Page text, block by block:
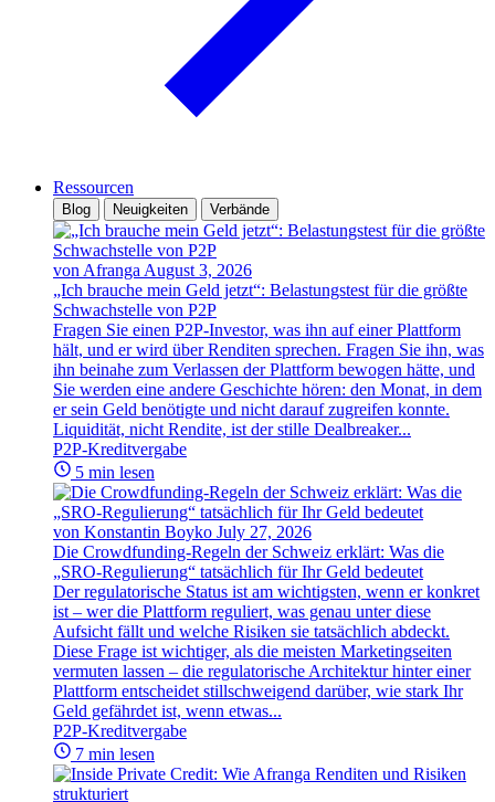
Ressourcen
Blog Neuigkeiten Verbände
von Afranga August 3, 2026
„Ich brauche mein Geld jetzt“: Belastungstest für die größte
Schwachstelle von P2P
Fragen Sie einen P2P-Investor, was ihn auf einer Plattform
hält, und er wird über Renditen sprechen. Fragen Sie ihn, was
ihn beinahe zum Verlassen der Plattform bewogen hätte, und
Sie werden eine andere Geschichte hören: den Monat, in dem
er sein Geld benötigte und nicht darauf zugreifen konnte.
Liquidität, nicht Rendite, ist der stille Dealbreaker...
P2P-Kreditvergabe
5 min lesen
von Konstantin Boyko July 27, 2026
Die Crowdfunding-Regeln der Schweiz erklärt: Was die
„SRO-Regulierung“ tatsächlich für Ihr Geld bedeutet
Der regulatorische Status ist am wichtigsten, wenn er konkret
ist – wer die Plattform reguliert, was genau unter diese
Aufsicht fällt und welche Risiken sie tatsächlich abdeckt.
Diese Frage ist wichtiger, als die meisten Marketingseiten
vermuten lassen – die regulatorische Architektur hinter einer
Plattform entscheidet stillschweigend darüber, wie stark Ihr
Geld gefährdet ist, wenn etwas...
P2P-Kreditvergabe
7 min lesen